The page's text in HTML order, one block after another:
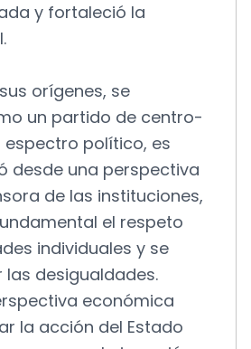
y fortaleció la
orígenes, se
un partido de centro-
espectro político, es
desde una perspectiva
de las instituciones,
el respeto
individuales y se
desigualdades.
económica
la acción del Estado